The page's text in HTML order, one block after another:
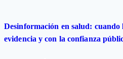
Desinformación en salud: cuando
evidencia y con la confianza